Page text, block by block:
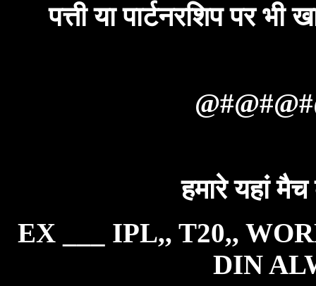
पत्ती या पार्टनरशिप पर
हमारे यहां
EX ___ IPL,, T20,,
DIN